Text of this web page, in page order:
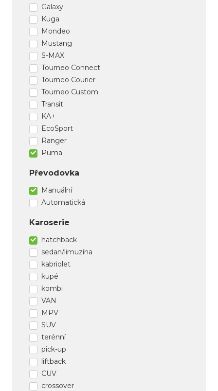
Galaxy
Kuga
Mondeo
Mustang
S-MAX
Tourneo Connect
Tourneo Courier
Tourneo Custom
Transit
KA+
EcoSport
Ranger
Puma
Převodovka
Manuální
Automatická
Karoserie
hatchback
sedan/limuzína
kabriolet
kupé
kombi
VAN
MPV
SUV
terénní
pick-up
liftback
CUV
crossover